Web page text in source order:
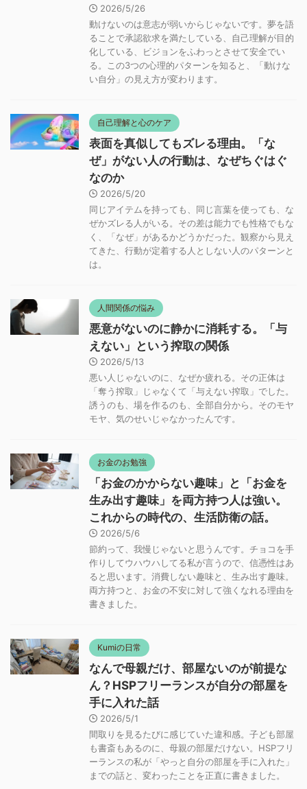
2026/5/26
動けないのは意志が弱いからじゃないです。夢を語
ることで承認欲求を満たしている、自己理解が目的
化している、ビジョンをふわっとさせて安全でい
る。この3つの心理的パターンを知ると、「動けな
い自分」の見え方が変わります。
自己理解と心のケア
表面を真似してもズレる理由。「な
ぜ」がない人の行動は、なぜちぐはぐ
なのか
2026/5/20
同じアイテムを持っても、同じ言葉を使っても、な
ぜかズレる人がいる。その差は能力でも性格でもな
く、「なぜ」があるかどうかだった。観察から見え
てきた、行動が定着する人としない人のパターンと
は。
人間関係の悩み
悪意がないのに静かに消耗する。「与
えない」という搾取の関係
2026/5/13
悪い人じゃないのに、なぜか疲れる。その正体は
「奪う搾取」じゃなくて「与えない搾取」でした。
誘うのも、場を作るのも、全部自分から。そのモヤ
モヤ、気のせいじゃなかったんです。
お金のお勉強
「お金のかからない趣味」と「お金を
生み出す趣味」を両方持つ人は強い。
これからの時代の、生活防衛の話。
2026/5/6
節約って、我慢じゃないと思うんです。チョコを手
作りしてウハウハしてる私が言うので、信憑性はあ
ると思います。消費しない趣味と、生み出す趣味。
両方持つと、お金の不安に対して強くなれる理由を
書きました。
Kumiの日常
なんで母親だけ、部屋ないのが前提な
ん？HSPフリーランスが自分の部屋を
手に入れた話
2026/5/1
間取りを見るたびに感じていた違和感。子ども部屋
も書斎もあるのに、母親の部屋だけない。HSPフリ
ーランスの私が「やっと自分の部屋を手に入れた」
までの話と、変わったことを正直に書きました。